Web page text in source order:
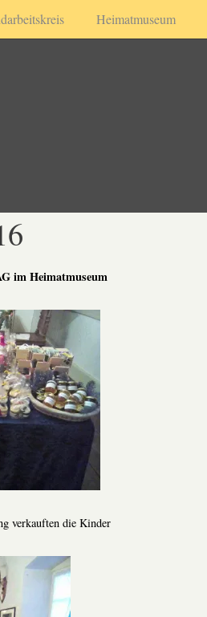
Heimatmuseum
im Heimatmuseum
verkauften die Kinder